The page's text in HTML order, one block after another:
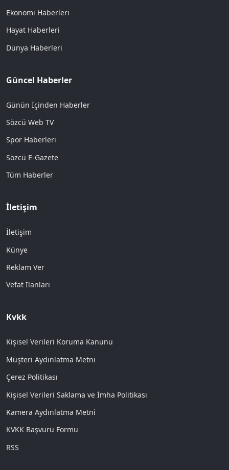
Ekonomi Haberleri
Hayat Haberleri
Dünya Haberleri
Güncel Haberler
Günün İçinden Haberler
Sözcü Web TV
Spor Haberleri
Sözcü E-Gazete
Tüm Haberler
İletişim
İletişim
Künye
Reklam Ver
Vefat İlanları
Kvkk
Kişisel Verileri Koruma Kanunu
Müşteri Aydınlatma Metni
Çerez Politikası
Kişisel Verileri Saklama ve İmha Politikası
Kamera Aydınlatma Metni
KVKK Başvuru Formu
RSS